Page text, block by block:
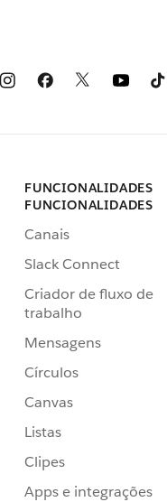
FUNCIONALIDADES
FUNCIONALIDADES
Canais
Slack Connect
Criador de fluxo de
trabalho
Mensagens
Círculos
Canvas
Listas
Clipes
Apps e integrações